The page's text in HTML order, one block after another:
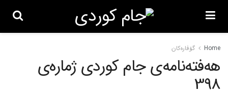
Home گۆڤاره‌کان
هەفتەنامەی جام کوردی ژمارەی
398